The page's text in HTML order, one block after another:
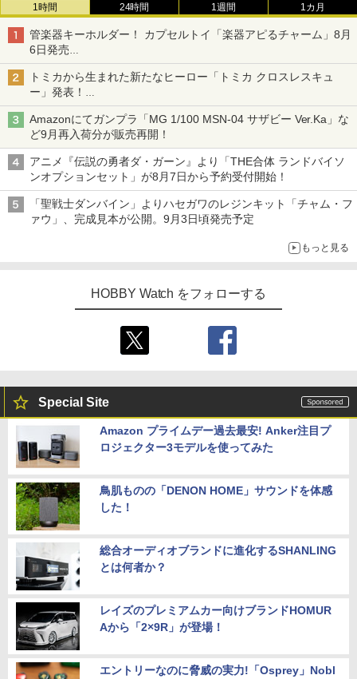
1時間 24時間 1週間 1カ月
管楽器キーホルダー！ カプセルトイ「楽器アピるチャーム」8月
6日発売
チューバ、テナサクなど5種各3色
トミカから生まれた新たなヒーロー「トミカ クロスレスキュ
ー」発表！
詳細は後日公開予定
Amazonにてガンプラ「MG 1/100 MSN-04 サザビー Ver.Ka」な
ど9月再入荷分が販売再開！
アニメ『伝説の勇者ダ・ガーン』より「THE合体 ランドバイソ
ンオプションセット」が8月7日から予約受付開始！
「聖戦士ダンバイン」よりハセガワのレジンキット「チャム・フ
ァウ」、完成見本が公開。9月3日頃発売予定
もっと見る
HOBBY Watch をフォローする
Special Site
Amazon プライムデー過去最安! Anker注目プ
ロジェクター3モデルを使ってみた
鳥肌ものの「DENON HOME」サウンドを体感
した！
総合オーディオブランドに進化するSHANLING
とは何者か？
レイズのプレミアムカー向けブランドHOMUR
Aから「2×9R」が登場！
エントリーなのに脅威の実力!「Osprey」Nobl